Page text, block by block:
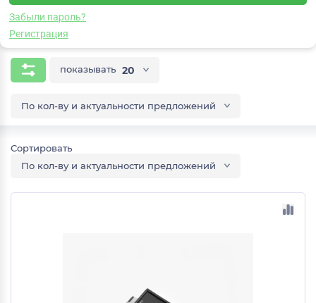
Забыли пароль?
Регистрация
показывать 20
По кол-ву и актуальности предложений
По кол-ву и актуальности предложений